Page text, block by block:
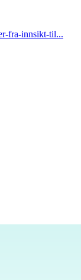
fra-innsikt-til...